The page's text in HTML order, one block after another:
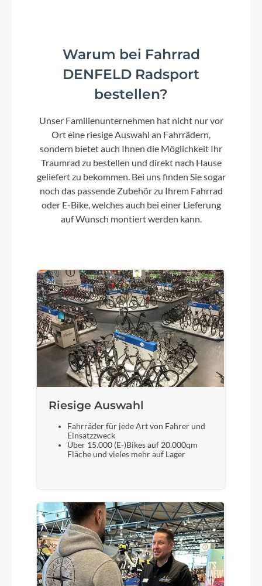
Warum bei Fahrrad
DENFELD Radsport
bestellen?
Unser Familienunternehmen hat nicht nur vor
Ort eine riesige Auswahl an Fahrrädern,
sondern bietet auch Ihnen die Möglichkeit Ihr
Traumrad zu bestellen und direkt nach Hause
geliefert zu bekommen. Bei uns finden Sie sogar
noch das passende Zubehör zu Ihrem Fahrrad
oder E-Bike, welches auch bei einer Lieferung
auf Wunsch montiert werden kann.
Riesige Auswahl
Fahrräder für jede Art von Fahrer und
Einsatzzweck
Über 15.000 (E-)Bikes auf 20.000qm
Fläche und vieles mehr auf Lager